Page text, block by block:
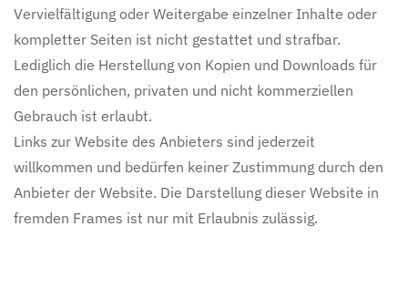
Vervielfältigung oder Weitergabe einzelner Inhalte oder
kompletter Seiten ist nicht gestattet und strafbar.
Lediglich die Herstellung von Kopien und Downloads für
den persönlichen, privaten und nicht kommerziellen
Gebrauch ist erlaubt.
Links zur Website des Anbieters sind jederzeit
willkommen und bedürfen keiner Zustimmung durch den
Anbieter der Website. Die Darstellung dieser Website in
fremden Frames ist nur mit Erlaubnis zulässig.